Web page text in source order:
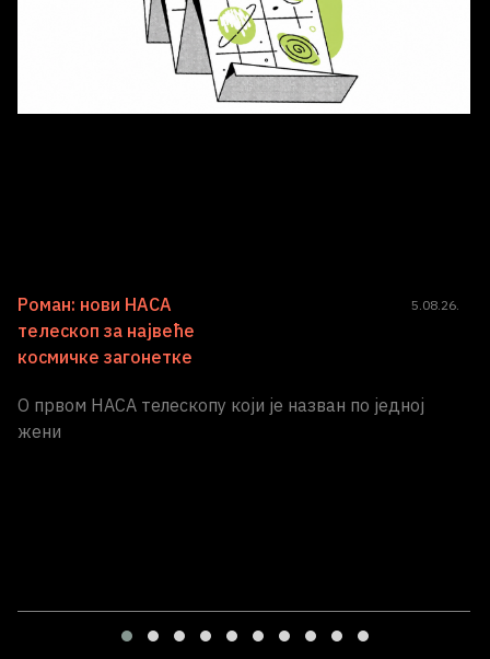
Роман: нови НАСА
телескоп за највеће
космичке загонетке
5.08.26.
О првом НАСА телескопу који је назван по једној
жени